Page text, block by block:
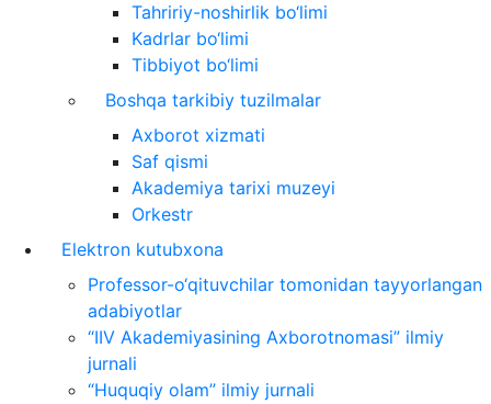
Tahririy-noshirlik bo‘limi
Kadrlar bo‘limi
Tibbiyot bo‘limi
Boshqa tarkibiy tuzilmalar
Axborot xizmati
Saf qismi
Akademiya tarixi muzeyi
Orkestr
Elektron kutubxona
Professor-o‘qituvchilar tomonidan tayyorlangan
adabiyotlar
“IIV Akademiyasining Axborotnomasi” ilmiy
jurnali
“Huquqiy olam” ilmiy jurnali